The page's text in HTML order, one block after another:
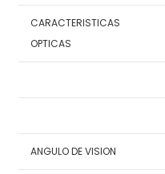
CARACTERISTICAS
OPTICAS
ANGULO DE VISION